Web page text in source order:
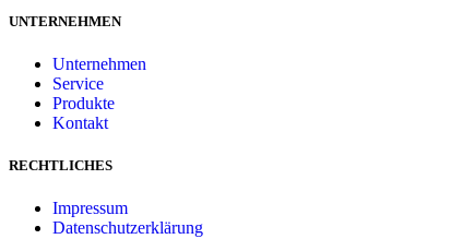
UNTERNEHMEN
Unternehmen
Service
Produkte
Kontakt
RECHTLICHES
Impressum
Datenschutzerklärung